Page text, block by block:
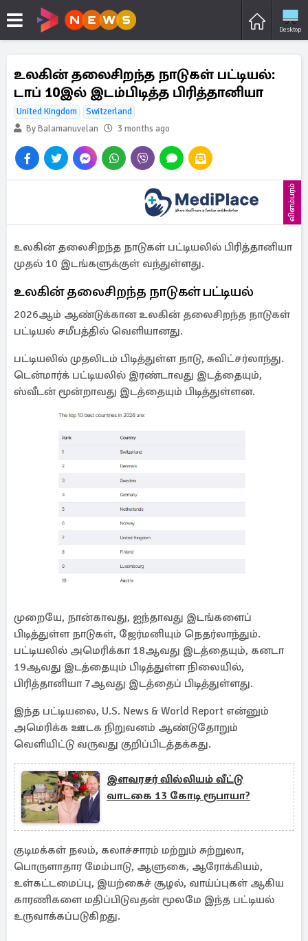
Desktop
உலகின் தலைசிறந்த நாடுகள் பட்டியல்:
டாப் 10இல் இடம்பிடித்த பிரித்தானியா
United Kingdom
Switzerland
By Balamanuvelan
3 months ago
விளம்பரம்
உலகின் தலைசிறந்த நாடுகள் பட்டியலில் பிரித்தானியா
முதல் 10 இடங்களுக்குள் வந்துள்ளது.
உலகின் தலைசிறந்த நாடுகள் பட்டியல்
2026ஆம் ஆண்டுக்கான உலகின் தலைசிறந்த நாடுகள்
பட்டியல் சமீபத்தில் வெளியானது.
பட்டியலில் முதலிடம் பிடித்துள்ள நாடு, சுவிட்சர்லாந்து.
டென்மார்க் பட்டியலில் இரண்டாவது இடத்தையும்,
ஸ்வீடன் மூன்றாவது இடத்தையும் பிடித்துள்ளன.
முறையே, நான்காவது, ஐந்தாவது இடங்களைப்
பிடித்துள்ள நாடுகள், ஜேர்மனியும் நெதர்லாந்தும்.
பட்டியலில் அமெரிக்கா 18ஆவது இடத்தையும், கனடா
19ஆவது இடத்தையும் பிடித்துள்ள நிலையில்,
பிரித்தானியா 7ஆவது இடத்தைப் பிடித்துள்ளது.
இந்த பட்டியலை, U.S. News & World Report என்னும்
அமெரிக்க ஊடக நிறுவனம் ஆண்டுதோறும்
வெளியிட்டு வருவது குறிப்பிடத்தக்கது.
இளவரசர் வில்லியம் வீட்டு
வாடகை 13 கோடி ரூபாயா?
குடிமக்கள் நலம், கலாச்சாரம் மற்றும் சுற்றுலா,
பொருளாதார மேம்பாடு, ஆளுகை, ஆரோக்கியம்,
உள்கட்டமைப்பு, இயற்கைச் சூழல், வாய்ப்புகள் ஆகிய
காரணிகளை மதிப்பிடுவதன் மூலமே இந்த பட்டியல்
உருவாக்கப்படுகிறது.